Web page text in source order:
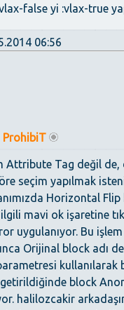
false yi :vlax-true
06:56
ProhibiT
Attribute Tag değil de,
seçim yapılmak
Horizontal
mavi ok işaretine
uygulanıyor. Bu
Orijinal block adı
kullanılarak
block
halilozcakir